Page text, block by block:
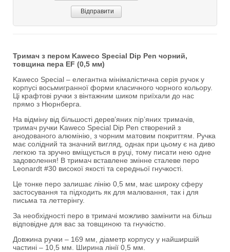
Тримач з пером Kaweco Special Dip Pen чорний,
товщина пера EF (0,5 мм)
Kaweco Special – елегантна мінімалістична серія ручок у
корпусі восьмигранної форми класичного чорного кольору.
Ці крафтові ручки з вінтажним шиком приїхали до нас
прямо з Нюрнберга.
На відміну від більшості дерев’яних пір’яних тримачів,
тримач ручки Kaweco Special Dip Pen створений з
анодованого алюмінію, з чорним матовим покриттям. Ручка
має солідний та значний вигляд, однак при цьому є на диво
легкою та зручно вміщується в руці, тому писати нею одне
задоволення! В тримач вставлене змінне сталеве перо
Leonardt #30 високої якості та середньої гнучкості.
Це тонке перо залишає лінію 0,5 мм, має широку сферу
застосування та підходить як для малювання, так і для
письма та леттерінгу.
За необхідності перо в тримачі можливо замінити на більш
відповідне для вас за товщиною та гнучкістю.
Довжина ручки – 169 мм, діаметр корпусу у найширшій
частині – 10,5 мм. Ширина лінії 0,5 мм.